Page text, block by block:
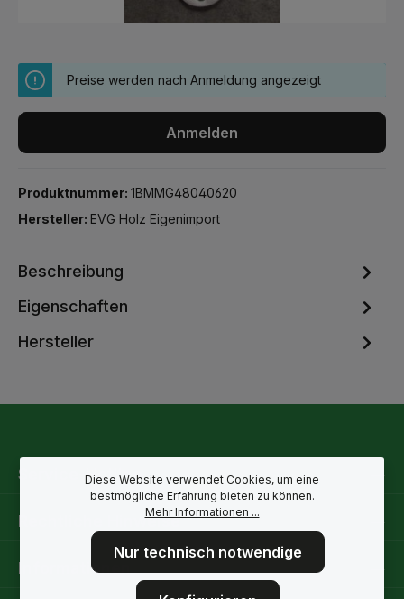
Preise werden nach Anmeldung angezeigt
Anmelden
Produktnummer: 1BMMG48040620
Hersteller: EVG Holz Eigenimport
Beschreibung
Eigenschaften
Hersteller
Service-Hotline
Rechtliche Hinweise
Informationen
Diese Website verwendet Cookies, um eine
bestmögliche Erfahrung bieten zu können.
Mehr Informationen ...
Nur technisch notwendige